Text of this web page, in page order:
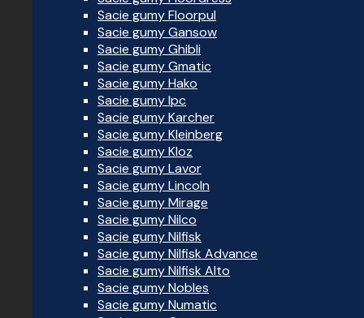
Sacie gumy Floorpul
Sacie gumy Gansow
Sacie gumy Ghibli
Sacie gumy Gmatic
Sacie gumy Hako
Sacie gumy Ipc
Sacie gumy Karcher
Sacie gumy Kleinberg
Sacie gumy Kloz
Sacie gumy Lavor
Sacie gumy Lincoln
Sacie gumy Mirage
Sacie gumy Nilco
Sacie gumy Nilfisk
Sacie gumy Nilfisk Advance
Sacie gumy Nilfisk Alto
Sacie gumy Nobles
Sacie gumy Numatic